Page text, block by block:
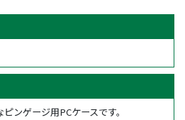
ンゲージ用PCケースです。